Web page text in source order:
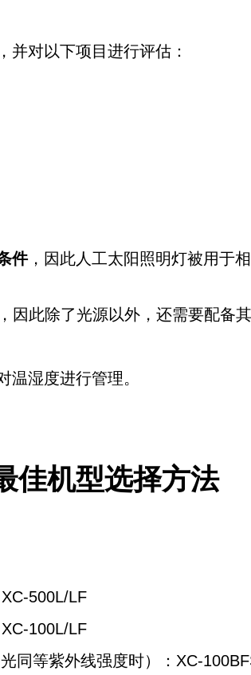
并对以下项目进行评估：
件，因此人工太阳照明灯被用于相
因此除了光源以外，还需要配备
温湿度进行管理。
佳机型选择方法
500L/LF
100L/LF
光同等紫外线强度时）：XC-